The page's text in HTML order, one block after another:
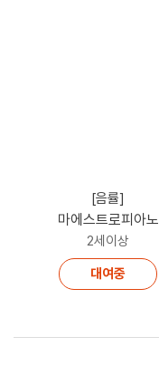
[음률]
마에스트로피아노
2세이상
대여중